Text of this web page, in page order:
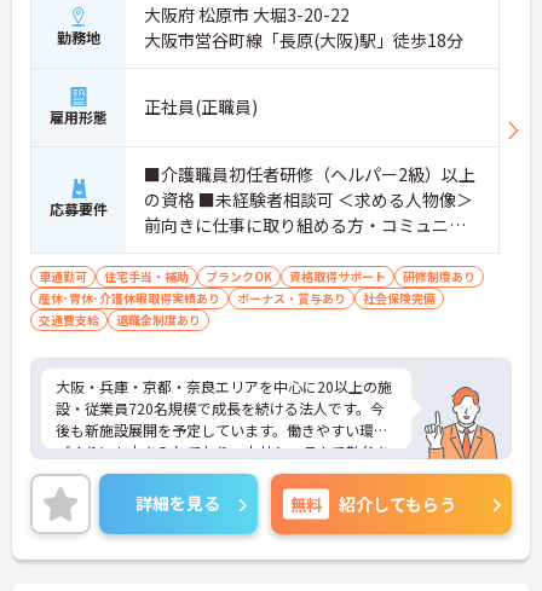
勤務地
大阪府 松原市 大堀3-20-22
大阪市営谷町線「長原(大阪)駅」徒歩18分
雇用形態 正社員(正職員)
応募要件
■介護職員初任者研修（ヘルパー2級）以上
の資格 ■未経験者相談可 ＜求める人物像＞
前向きに仕事に取り組める方・コミュニケ
ーション力のある方
車通勤可 住宅手当・補助 ブランクOK 資格取得サポート
研修制度あり
産休･育休･介護休暇取得実績あり
ボーナス・賞与あり
社会保険完備
交通費支給
退職金制度あり
大阪・兵庫・京都・奈良エリアを中心に20以上の施
設・従業員720名規模で成長を続ける法人です。今
後も新施設展開を予定しています。働きやすい環境
づくりにも力を入れており、本社システムで勤怠を
管理し、残業や最大4連勤までのシフト制限を徹底
する仕組みを設けています。8ランクの明確な評価制
度「リーフ制度」を導入しており、日々の頑張りが
正当に給与へ反映されます。さらに「続けるほど得
になる」福利厚生としては3年ごとの勤続功労金
詳細を見る 無料 紹介してもらう